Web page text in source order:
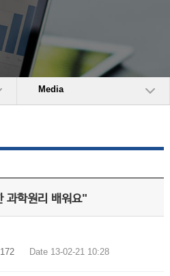
Media
과학원리 배워요"
Date 13-02-21 10:28